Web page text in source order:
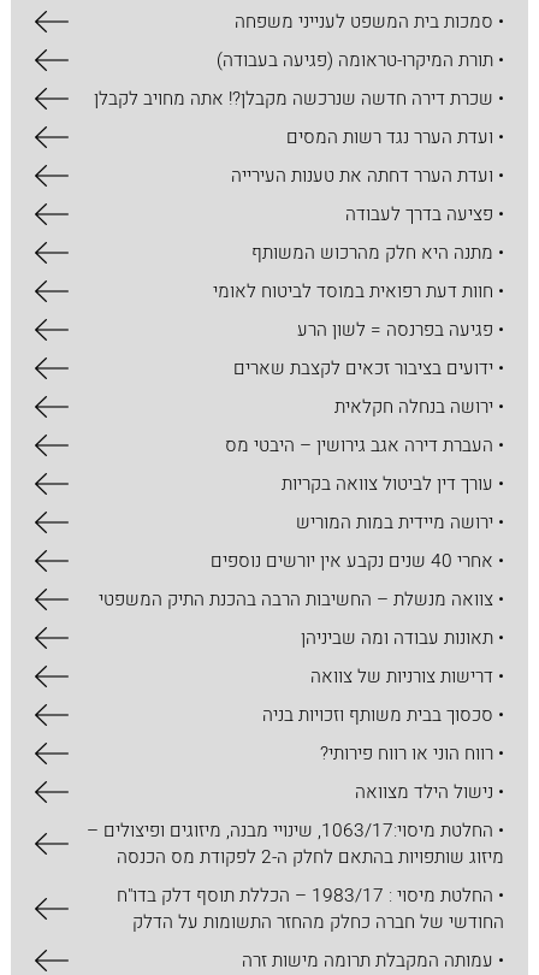
• סמכות בית המשפט לענייני משפחה
• תורת המיקרו-טראומה (פגיעה בעבודה)
• שכרת דירה חדשה שנרכשה מקבלן?! אתה מחויב לקבלן
• ועדת הערר נגד רשות המסים
• ועדת הערר דחתה את טענות העירייה
• פציעה בדרך לעבודה
• מתנה היא חלק מהרכוש המשותף
• חוות דעת רפואית במוסד לביטוח לאומי
• פגיעה בפרנסה = לשון הרע
• ידועים בציבור זכאים לקצבת שארים
• ירושה בנחלה חקלאית
• העברת דירה אגב גירושין – היבטי מס
• עורך דין לביטול צוואה בקריות
• ירושה מיידית במות המוריש
• אחרי 40 שנים נקבע אין יורשים נוספים
• צוואה מנשלת – החשיבות הרבה בהכנת התיק המשפטי
• תאונות עבודה ומה שביניהן
• דרישות צורניות של צוואה
• סכסוך בבית משותף וזכויות בניה
• רווח הוני או רווח פירותי?
• נישול הילד מצוואה
• החלטת מיסוי:1063/17, שינויי מבנה, מיזוגים ופיצולים –
מיזוג שותפויות בהתאם לחלק ה-2 לפקודת מס הכנסה
• החלטת מיסוי : 1983/17 – הכללת תוסף דלק בדו"ח
החודשי של חברה כחלק מהחזר התשומות על הדלק
• עמותה המקבלת תרומה מישות זרה